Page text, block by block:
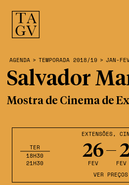
EXTENSÕES,
26
FEV FEV
TER
18H30
21H30
VER PREÇOS
AGENDA > TEMPORADA 2018/19 > JAN-
Salvador
Mostra de Cinema de